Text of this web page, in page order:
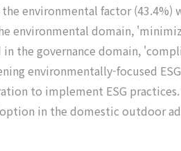
environmental factor (43.4%)
environmental domain,
the governance domain,
environmentally-focused
to implement ESG
in the domestic outdoor